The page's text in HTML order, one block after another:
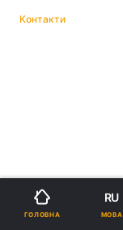
Контакти
ГОЛОВНА
RU
МОВА